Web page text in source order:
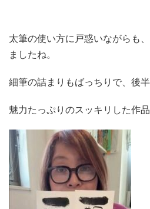
太筆の使い方に戸惑いながらも
ましたね。
細筆の詰まりもばっちりで、後
魅力たっぷりのスッキリした作品